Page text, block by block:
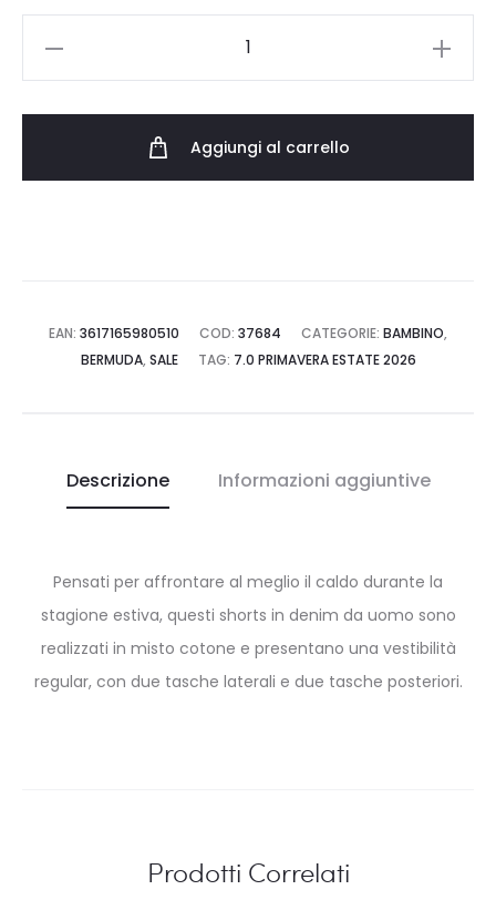
Aggiungi al carrello
EAN: 3617165980510 COD: 37684 CATEGORIE: BAMBINO,
BERMUDA, SALE TAG: 7.0 PRIMAVERA ESTATE 2026
Descrizione Informazioni aggiuntive
Pensati per affrontare al meglio il caldo durante la
stagione estiva, questi shorts in denim da uomo sono
realizzati in misto cotone e presentano una vestibilità
regular, con due tasche laterali e due tasche posteriori.
Prodotti Correlati